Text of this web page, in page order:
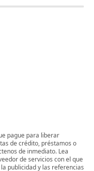
pague para liberar
de crédito, préstamos o
de inmediato. Lea
de servicios con el que
publicidad y las referencias